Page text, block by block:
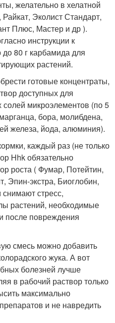
желательно в хелатной
Эколист Стандарт,
Плюс, Мастер и др ).
инструкции к
80 г карбамида для
растений.
готовые концентраты,
доступных для
микроэлементов (по 5
бора, молибдена,
железа, йода, алюминия).
каждый раз (не только
Hhk обязательно
роста ( Фумар, Потейтин,
экстра, Биоглобин,
стресс,
растений, необходимые
после повреждения
смесь можно добавить
жука. А вот
болезней лучше
в рабочий раствор только
максимально
и не навредить